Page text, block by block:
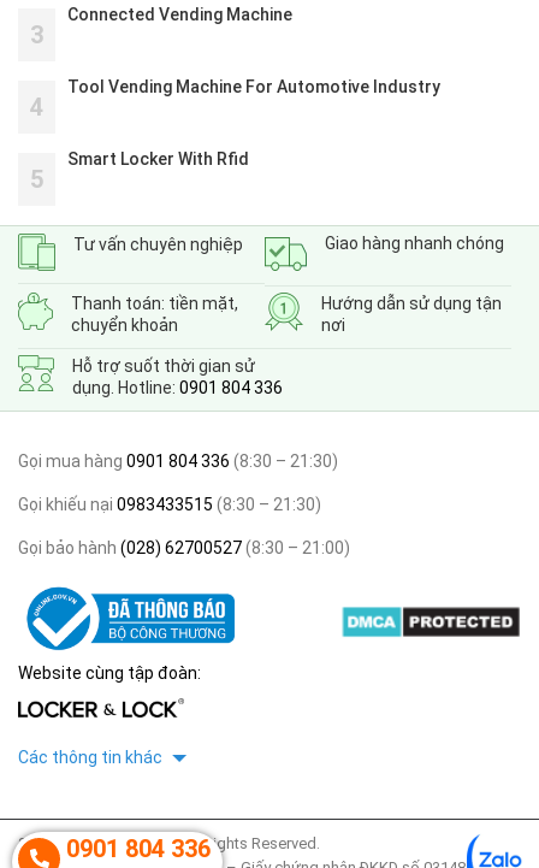
3
Connected Vending Machine
4
Tool Vending Machine For Automotive Industry
5
Smart Locker With Rfid
Tư vấn chuyên nghiệp Giao hàng nhanh chóng
Thanh toán: tiền mặt,
chuyển khoản
Hướng dẫn sử dụng tận
nơi
Hỗ trợ suốt thời gian sử
dụng. Hotline: 0901 804 336
Gọi mua hàng 0901 804 336 (8:30 – 21:30)
Gọi khiếu nại 0983433515 (8:30 – 21:30)
Gọi bảo hành (028) 62700527(8:30 – 21:00)
Website cùng tập đoàn:
Các thông tin khác
2020 © thegioitulocker. All Rights Reserved.
0901 804 336